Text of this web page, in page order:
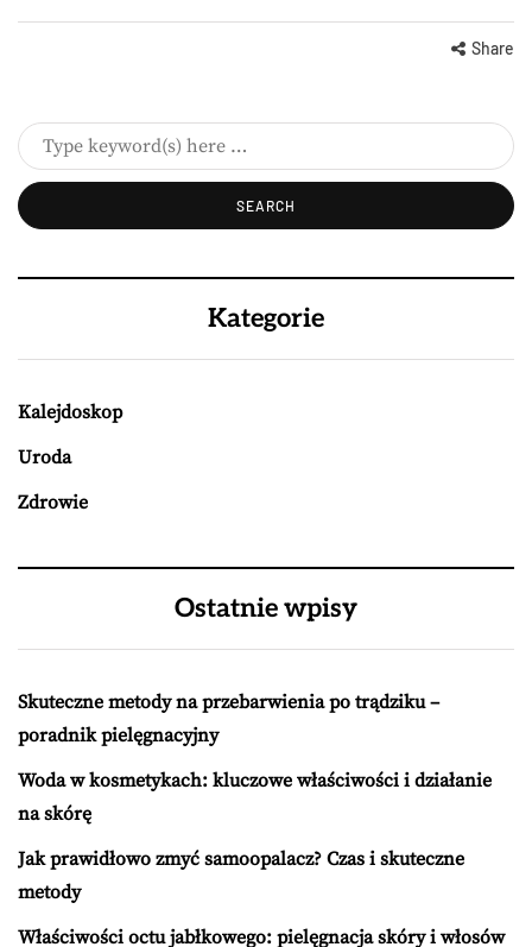
Share
Kategorie
Kalejdoskop
Uroda
Zdrowie
Ostatnie wpisy
Skuteczne metody na przebarwienia po trądziku –
poradnik pielęgnacyjny
Woda w kosmetykach: kluczowe właściwości i działanie
na skórę
Jak prawidłowo zmyć samoopalacz? Czas i skuteczne
metody
Właściwości octu jabłkowego: pielęgnacja skóry i włosów